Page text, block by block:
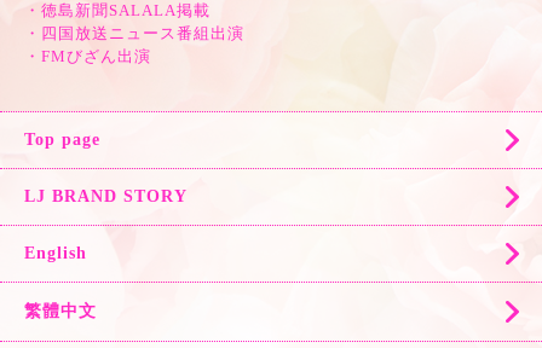
・徳島新聞SALALA掲載
・四国放送ニュース番組出演
・FMびざん出演
Top page
LJ BRAND STORY
English
繁體中文